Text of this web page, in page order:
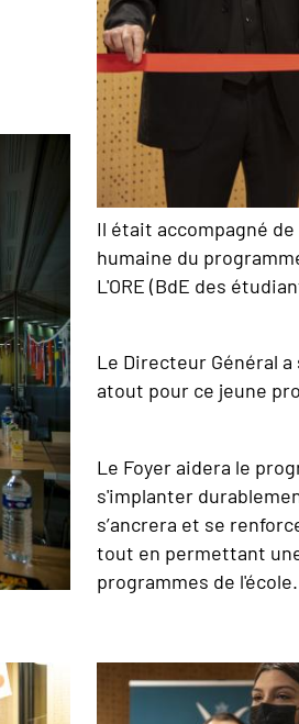
Il était accompagné
humaine du
L'ORE (BdE des
Le Directeur Général
atout pour ce jeune
Le Foyer aidera le
s'implanter
s’ancrera et se
tout en permettant
programmes de l'école.
Image